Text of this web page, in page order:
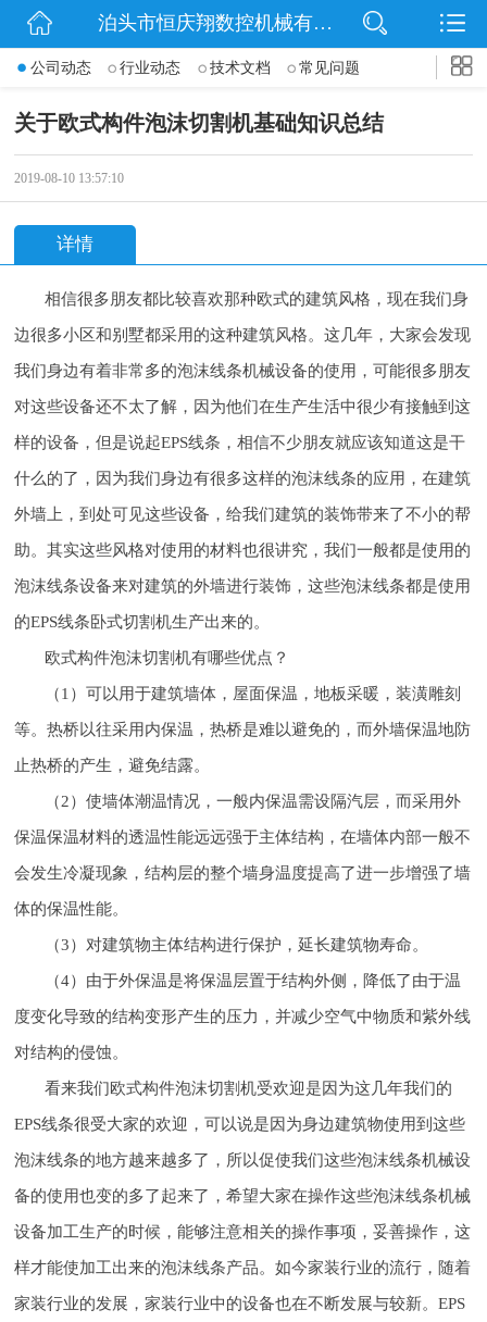
网站首页
动态
泊头市恒庆翔数控机械有限公司
公司动态 行业动态 技术文档 常见问题
关于欧式构件泡沫切割机基础知识总结
2019-08-10 13:57:10
详情
相信很多朋友都比较喜欢那种欧式的建筑风格，现在我们身
边很多小区和别墅都采用的这种建筑风格。这几年，大家会发现
我们身边有着非常多的泡沫线条机械设备的使用，可能很多朋友
对这些设备还不太了解，因为他们在生产生活中很少有接触到这
样的设备，但是说起EPS线条，相信不少朋友就应该知道这是干
什么的了，因为我们身边有很多这样的泡沫线条的应用，在建筑
外墙上，到处可见这些设备，给我们建筑的装饰带来了不小的帮
助。其实这些风格对使用的材料也很讲究，我们一般都是使用的
泡沫线条设备来对建筑的外墙进行装饰，这些泡沫线条都是使用
的EPS线条卧式切割机生产出来的。
欧式构件泡沫切割机有哪些优点？
（1）可以用于建筑墙体，屋面保温，地板采暖，装潢雕刻
等。热桥以往采用内保温，热桥是难以避免的，而外墙保温地防
止热桥的产生，避免结露。
（2）使墙体潮温情况，一般内保温需设隔汽层，而采用外
保温保温材料的透温性能远远强于主体结构，在墙体内部一般不
会发生冷凝现象，结构层的整个墙身温度提高了进一步增强了墙
体的保温性能。
（3）对建筑物主体结构进行保护，延长建筑物寿命。
（4）由于外保温是将保温层置于结构外侧，降低了由于温
度变化导致的结构变形产生的压力，并减少空气中物质和紫外线
对结构的侵蚀。
看来我们欧式构件泡沫切割机受欢迎是因为这几年我们的
EPS线条很受大家的欢迎，可以说是因为身边建筑物使用到这些
泡沫线条的地方越来越多了，所以促使我们这些泡沫线条机械设
备的使用也变的多了起来了，希望大家在操作这些泡沫线条机械
设备加工生产的时候，能够注意相关的操作事项，妥善操作，这
样才能使加工出来的泡沫线条产品。如今家装行业的流行，随着
家装行业的发展，家装行业中的设备也在不断发展与较新。EPS